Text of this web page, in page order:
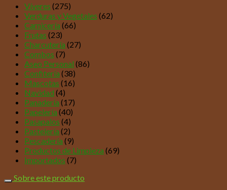
Víveres (275)
Verduras y Vegetales (62)
Carnicería (66)
Frutas (23)
Charcutería (27)
Combos (7)
Aseo Personal (86)
Confitería (38)
Mascotas (16)
Navidad (4)
Panadería (17)
Papelería (40)
Pasapalos (4)
Pastelería (2)
Pescadería (9)
Productos de Limpieza (69)
Importados (7)
Sobre este producto